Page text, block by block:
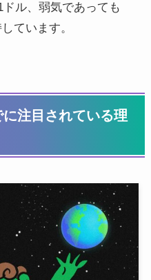
ドル、弱気であっても
ています。
注目されている理